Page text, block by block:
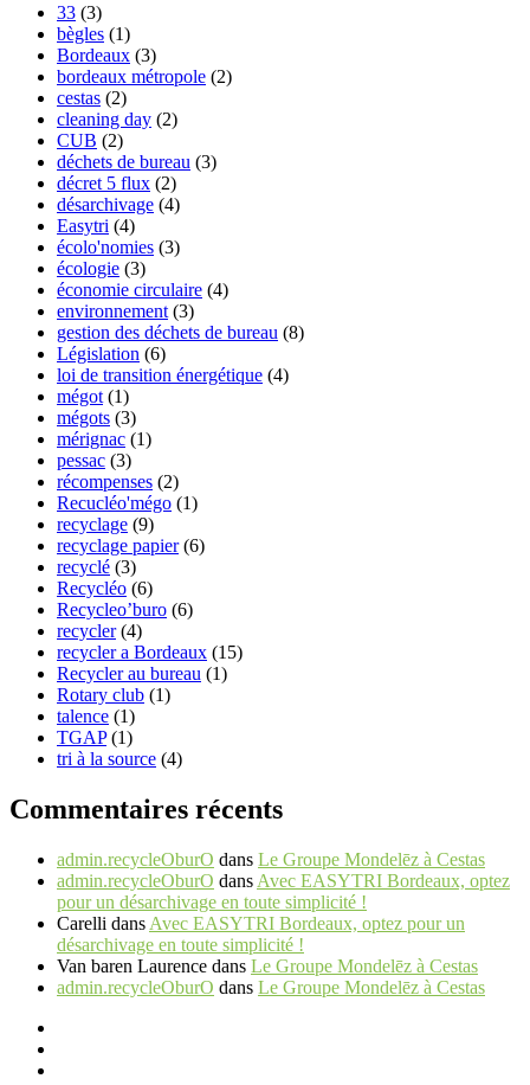
33 (3)
bègles (1)
Bordeaux (3)
bordeaux métropole (2)
cestas (2)
cleaning day (2)
CUB (2)
déchets de bureau (3)
décret 5 flux (2)
désarchivage (4)
Easytri (4)
écolo'nomies (3)
écologie (3)
économie circulaire (4)
environnement (3)
gestion des déchets de bureau (8)
Législation (6)
loi de transition énergétique (4)
mégot (1)
mégots (3)
mérignac (1)
pessac (3)
récompenses (2)
Recucléo'mégo (1)
recyclage (9)
recyclage papier(6)
recyclé (3)
Recycléo (6)
Recycleo’buro (6)
recycler(4)
recycler a Bordeaux (15)
Recycler au bureau (1)
Rotary club (1)
talence (1)
TGAP(1)
tri à la source (4)
Commentaires récents
admin.recycleOburO dans Le Groupe Mondelēz à Cestas
admin.recycleOburO dans Avec EASYTRI Bordeaux, optez
pour un désarchivage en toute simplicité !
Carelli dans Avec EASYTRI Bordeaux, optez pour un
désarchivage en toute simplicité !
Van baren Laurence dans Le Groupe Mondelēz à Cestas
admin.recycleOburO dans Le Groupe Mondelēz à Cestas